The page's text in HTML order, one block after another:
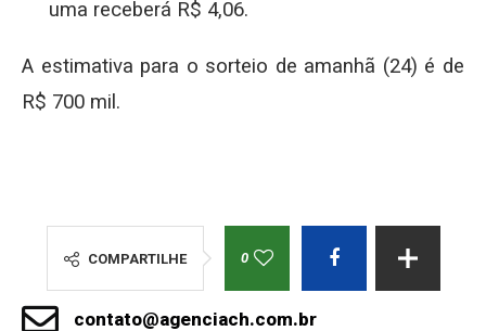
uma receberá R$ 4,06.
A estimativa para o sorteio de amanhã (24) é de
R$ 700 mil.
COMPARTILHE 0
contato@agenciach.com.br